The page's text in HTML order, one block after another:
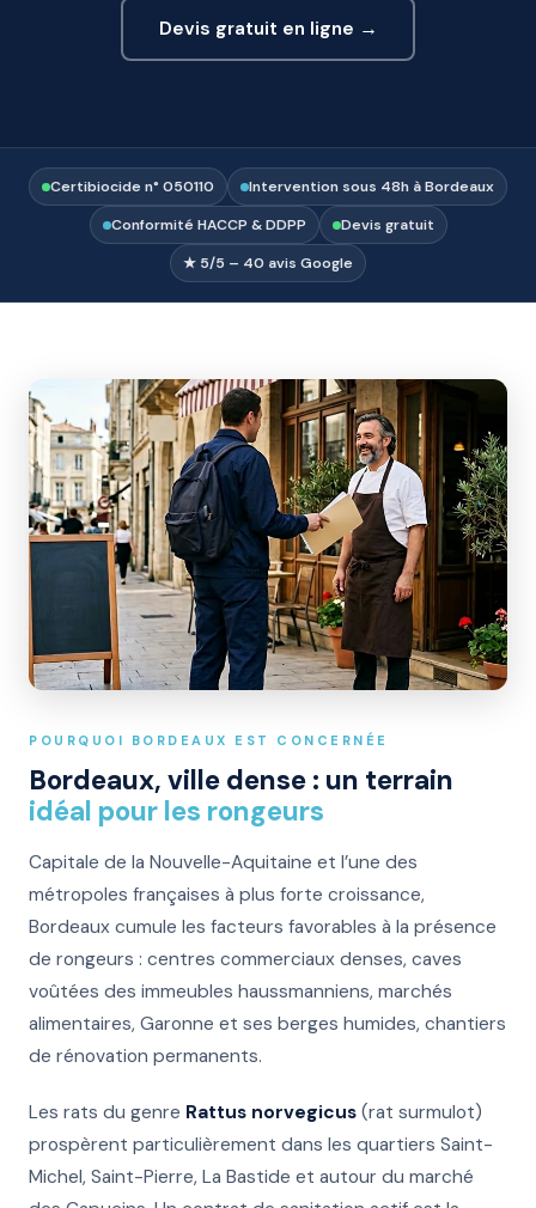
Devis gratuit en ligne →
Certibiocide n° 050110
Intervention sous 48h à Bordeaux
Conformité HACCP & DDPP
Devis gratuit
★ 5/5 – 40 avis Google
POURQUOI BORDEAUX EST CONCERNÉE
Bordeaux, ville dense : un terrain
idéal pour les rongeurs
Capitale de la Nouvelle-Aquitaine et l’une des
métropoles françaises à plus forte croissance,
Bordeaux cumule les facteurs favorables à la présence
de rongeurs : centres commerciaux denses, caves
voûtées des immeubles haussmanniens, marchés
alimentaires, Garonne et ses berges humides, chantiers
de rénovation permanents.
Les rats du genre Rattus norvegicus (rat surmulot)
prospèrent particulièrement dans les quartiers Saint-
Michel, Saint-Pierre, La Bastide et autour du marché